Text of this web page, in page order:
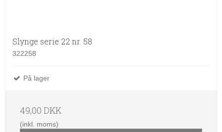
Slynge serie 22 nr. 58
322258
På lager
49,00 DKK
(inkl. moms)